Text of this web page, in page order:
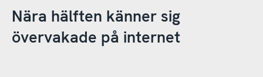
Nära hälften känner sig
övervakade på internet